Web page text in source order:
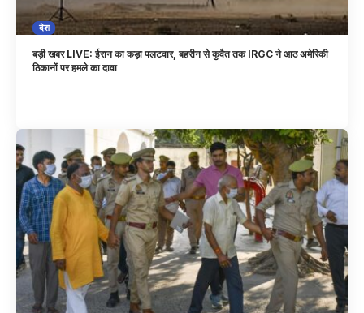
देश
बड़ी खबर LIVE: ईरान का कड़ा पलटवार, बहरीन से कुवैत तक IRGC ने आठ अमेरिकी
ठिकानों पर हमले का दावा